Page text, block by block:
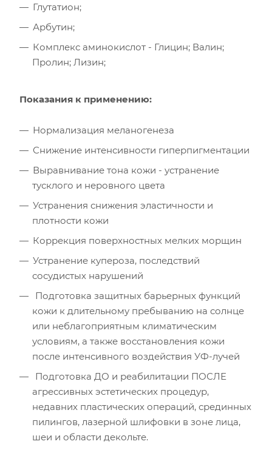
Глутатион;
Арбутин;
Комплекс аминокислот - Глицин; Валин;
Пролин; Лизин;
Показания к применению:
Нормализация меланогенеза
Снижение интенсивности гиперпигментации
Выравнивание тона кожи - устранение
тусклого и неровного цвета
Устранения снижения эластичности и
плотности кожи
Коррекция поверхностных мелких морщин
Устранение купероза, последствий
сосудистых нарушений
Подготовка защитных барьерных функций
кожи к длительному пребыванию на солнце
или неблагоприятным климатическим
условиям, а также восстановления кожи
после интенсивного воздействия УФ-лучей
Подготовка ДО и реабилитации ПОСЛЕ
агрессивных эстетических процедур,
недавних пластических операций, срединных
пилингов, лазерной шлифовки в зоне лица,
шеи и области декольте.